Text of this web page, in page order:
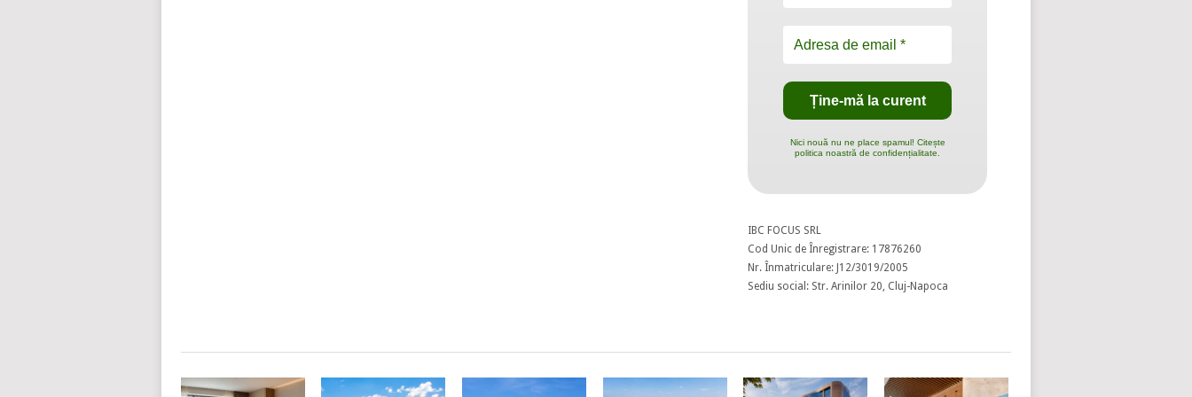
Nici nouă nu ne place spamul! Citește
politica noastră de confidențialitate.
IBC FOCUS SRL
Cod Unic de Înregistrare: 17876260
Nr. Înmatriculare: J12/3019/2005
Sediu social: Str. Arinilor 20, Cluj-Napoca